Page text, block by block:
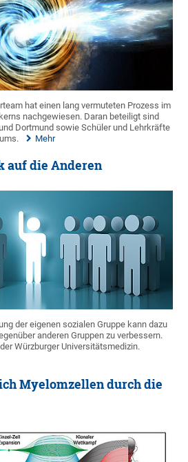
hat einen lang vermuteten Prozess im
nachgewiesen. Daran beteiligt sind
Dortmund sowie Schüler und Lehrkräfte
Mehr
auf die Anderen
der eigenen sozialen Gruppe kann dazu
anderen Gruppen zu verbessern.
Würzburger Universitätsmedizin.
Myelomzellen durch die